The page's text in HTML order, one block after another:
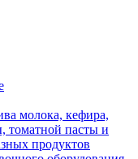
молока, кефира,
томатной пасты и
продуктов